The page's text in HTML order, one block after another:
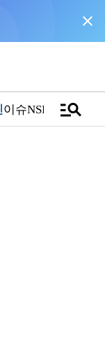
close
이슈NSPTVmanage_search